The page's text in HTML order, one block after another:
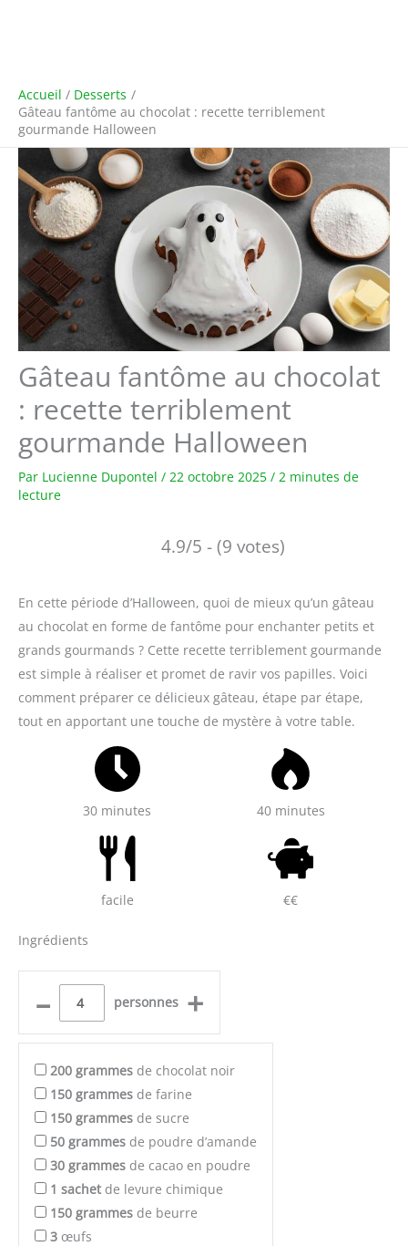
Accueil
Desserts
Gâteau fantôme au chocolat : recette terriblement
gourmande Halloween
Gâteau fantôme au chocolat
: recette terriblement
gourmande Halloween
Par Lucienne Dupontel / 22 octobre 2025 / 2 minutes de
lecture
4.9/5 - (9 votes)
En cette période d’Halloween, quoi de mieux qu’un gâteau
au chocolat en forme de fantôme pour enchanter petits et
grands gourmands ? Cette recette terriblement gourmande
est simple à réaliser et promet de ravir vos papilles. Voici
comment préparer ce délicieux gâteau, étape par étape,
tout en apportant une touche de mystère à votre table.
30 minutes 40 minutes
facile €€
Ingrédients
– personnes +
200 grammes de chocolat noir
150 grammes de farine
150 grammes de sucre
50 grammes de poudre d’amande
30 grammes de cacao en poudre
1 sachet de levure chimique
150 grammes de beurre
3 œufs